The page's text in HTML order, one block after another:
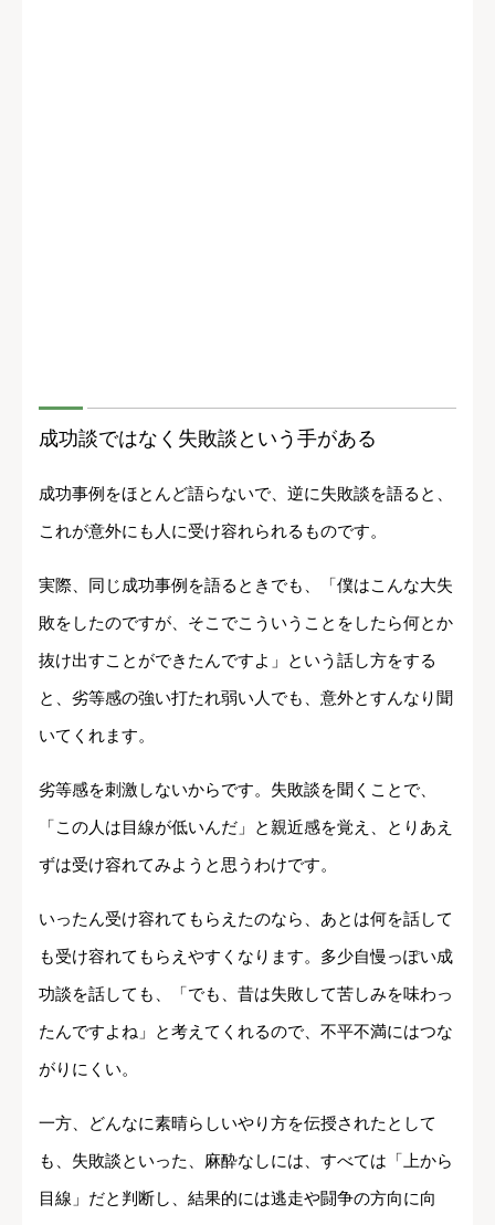
成功談ではなく失敗談という手がある
成功事例をほとんど語らないで、逆に失敗談を語ると、
これが意外にも人に受け容れられるものです。
実際、同じ成功事例を語るときでも、「僕はこんな大失
敗をしたのですが、そこでこういうことをしたら何とか
抜け出すことができたんですよ」という話し方をする
と、劣等感の強い打たれ弱い人でも、意外とすんなり聞
いてくれます。
劣等感を刺激しないからです。失敗談を聞くことで、
「この人は目線が低いんだ」と親近感を覚え、とりあえ
ずは受け容れてみようと思うわけです。
いったん受け容れてもらえたのなら、あとは何を話して
も受け容れてもらえやすくなります。多少自慢っぽい成
功談を話しても、「でも、昔は失敗して苦しみを味わっ
たんですよね」と考えてくれるので、不平不満にはつな
がりにくい。
一方、どんなに素晴らしいやり方を伝授されたとして
も、失敗談といった、麻酔なしには、すべては「上から
目線」だと判断し、結果的には逃走や闘争の方向に向